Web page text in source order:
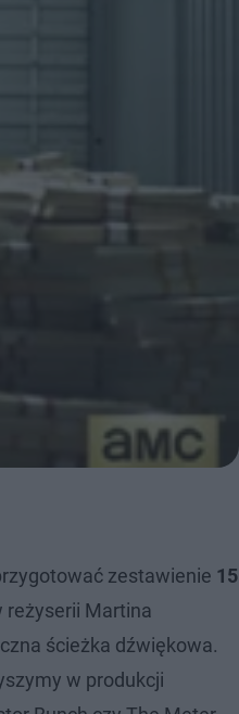
zestawienie 15
reżyserii Martina
ścieżka dźwiękowa.
w produkcji